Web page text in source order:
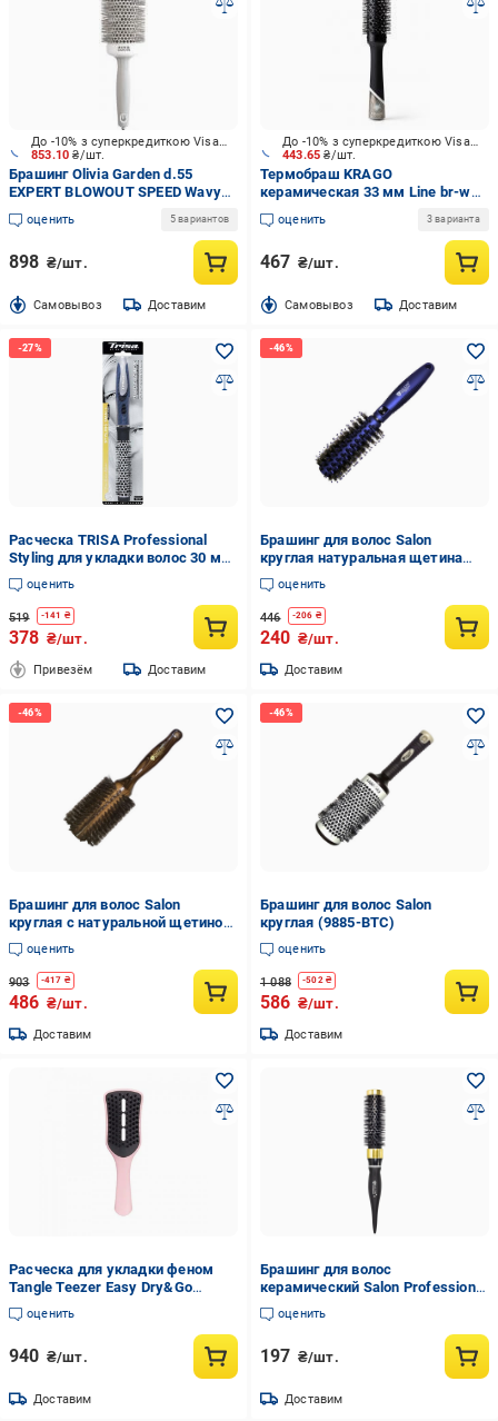
853.10₴/шт.
До -10% з суперкредиткою Visa Вигода
Брашинг Olivia Garden d.55
EXPERT BLOWOUT SPEED Wavy
Bristles серый с белым
оценить 5 вариантов
898 ₴/шт.
Cамовывоз Доставим
443.65₴/шт.
До -10% з суперкредиткою Visa Вигода
Термобраш KRAGO
керамическая 33 мм Line br-ws-
002 черный
оценить 3 варианта
467 ₴/шт.
Cамовывоз Доставим
Расческа TRISA Professional
Styling для укладки волос 30 мм
small (14137)
оценить
519 -141 ₴
378 ₴/шт.
Привезём Доставим
Брашинг для волос Salon
круглая натуральная щетина
(B9512G)
оценить
446 -206 ₴
240 ₴/шт.
Доставим
Брашинг для волос Salon
круглая с натуральной щетиной
(2270-FM)
оценить
903 -417 ₴
486 ₴/шт.
Доставим
Брашинг для волос Salon
круглая (9885-BTC)
оценить
1 088 -502₴
586 ₴/шт.
Доставим
Расческа для укладки феном
Tangle Teezer Easy Dry&Go
(10967931)
оценить
940 ₴/шт.
Доставим
Брашинг для волос
керамический Salon Professional
Ceramik антистатический M Ø
25 мм Black
оценить
197 ₴/шт.
Доставим